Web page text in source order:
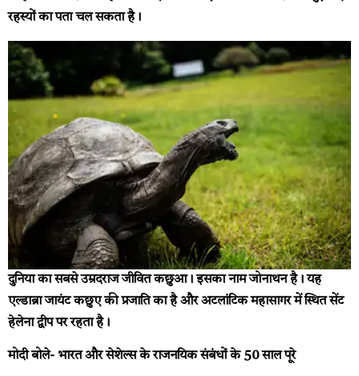
रहस्यों का पता चल सकता है।
दुनिया का सबसे उम्रदराज जीवित कछुआ। इसका नाम जोनाथन है। यह
एल्डाब्रा जायंट कछुए की प्रजाति का है और अटलांटिक महासागर में स्थित सेंट
हेलेना द्वीप पर रहता है।
मोदी बोले- भारत और सेशेल्स के राजनयिक संबंधों के 50 साल पूरे